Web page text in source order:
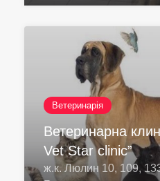
Ветеринарія
Ветеринарна
Vet Star clinic”
ж.к. Люлин 10, 109,